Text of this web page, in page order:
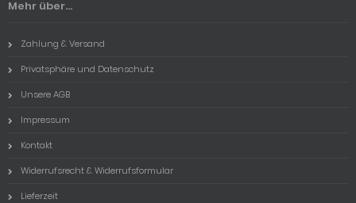
Mehr über...
Zahlung & Versand
Privatsphäre und Datenschutz
Unsere AGB
Impressum
Kontakt
Widerrufsrecht & Widerrufsformular
Lieferzeit